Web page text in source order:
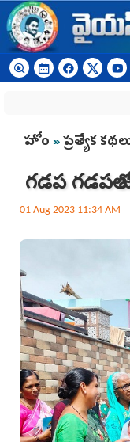
Skip to main content
You are here
హోం »ప్రత్యేక
గ‌డ‌ప గ‌డ‌ప‌లో
01 Aug 2023 11:34 AM